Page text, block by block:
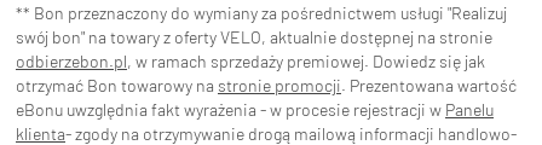
** Bon przeznaczony do wymiany za pośrednictwem usługi "Realizuj
swój bon" na towary z oferty VELO, aktualnie dostępnej na stronie
odbierzebon.pl, w ramach sprzedaży premiowej. Dowiedz się jak
otrzymać Bon towarowy na stronie promocji. Prezentowana wartość
eBonu uwzględnia fakt wyrażenia - w procesie rejestracji w Panelu
klienta- zgody na otrzymywanie drogą mailową informacji handlowo-